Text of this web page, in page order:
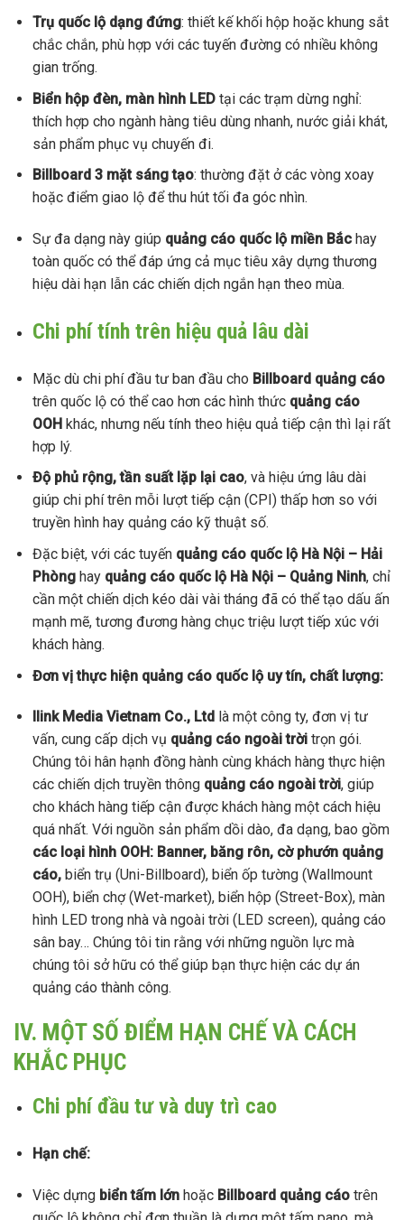
Trụ quốc lộdạng đứng: thiết kế khối hộp hoặc khung sắt
chắc chắn, phù hợp với các tuyến đường có nhiều không
gian trống.
Biển hộp đèn, màn hình LEDtại các trạm dừng nghỉ:
thích hợp cho ngành hàng tiêu dùng nhanh, nước giải khát,
sản phẩm phục vụ chuyến đi.
Billboard 3 mặtsáng tạo: thường đặt ở các vòng xoay
hoặc điểm giao lộ để thu hút tối đa góc nhìn.
Sự đa dạng này giúp quảng cáo quốc lộ miền Bắchay
toàn quốc có thể đáp ứng cả mục tiêu xây dựng thương
hiệu dài hạn lẫn các chiến dịch ngắn hạn theo mùa.
Chi phí tính trên hiệu quả lâu dài
Mặc dù chi phí đầu tư ban đầu cho Billboard quảng cáo
trên quốc lộ có thể cao hơn các hình thức quảng cáo
OOHkhác, nhưng nếu tính theo hiệu quả tiếp cận thì lại rất
hợp lý.
Độ phủ rộng, tần suất lặp lại cao, và hiệu ứng lâu dài
giúp chi phí trên mỗi lượt tiếp cận (CPI) thấp hơn so với
truyền hình hay quảng cáo kỹ thuật số.
Đặc biệt, với các tuyến quảng cáo quốc lộ Hà Nội – Hải
Phònghay quảng cáo quốc lộ Hà Nội – Quảng Ninh, chỉ
cần một chiến dịch kéo dài vài tháng đã có thể tạo dấu ấn
mạnh mẽ, tương đương hàng chục triệu lượt tiếp xúc với
khách hàng.
Đơn vị thực hiện quảng cáo quốc lộ uy tín, chất lượng:
Ilink Media Vietnam Co., Ltd là một công ty, đơn vị tư
vấn, cung cấp dịch vụ quảng cáo ngoài trờitrọn gói.
Chúng tôi hân hạnh đồng hành cùng khách hàng thực hiện
các chiến dịch truyền thông quảng cáo ngoài trời, giúp
cho khách hàng tiếp cận được khách hàng một cách hiệu
quá nhất. Với nguồn sản phẩm dồi dào, đa dạng, bao gồm
các loại hình OOH: Banner, băng rôn, cờ phướn quảng
cáo, biển trụ (Uni-Billboard), biển ốp tường (Wallmount
OOH), biển chợ (Wet-market), biển hộp (Street-Box), màn
hình LED trong nhà và ngoài trời (LED screen), quảng cáo
sân bay… Chúng tôi tin rằng với những nguồn lực mà
chúng tôi sở hữu có thể giúp bạn thực hiện các dự án
quảng cáo thành công.
IV. MỘT SỐ ĐIỂM HẠN CHẾ VÀ CÁCH
KHẮC PHỤC
Chi phí đầu tư và duy trì cao
Hạn chế:
Việc dựng biển tấm lớnhoặc Billboard quảng cáotrên